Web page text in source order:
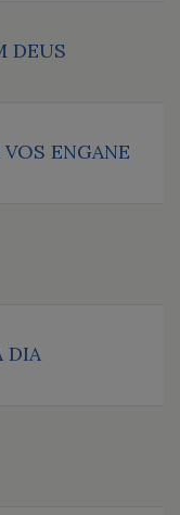
DEUS
ENGANE
DIA